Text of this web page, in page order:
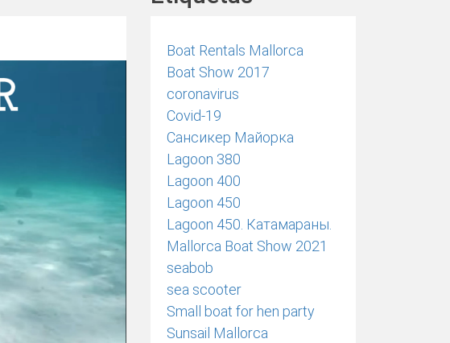
Boat Rentals Mallorca
Boat Show 2017
coronavirus
Covid-19
Cансикер Майорка
Lagoon 380
Lagoon 400
Lagoon 450
Lagoon 450. Катамараны.
Mallorca Boat Show 2021
seabob
sea scooter
Small boat for hen party
Sunsail Mallorca